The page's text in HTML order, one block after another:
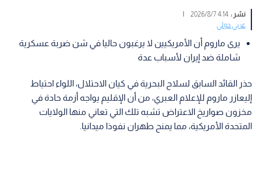
نشر :4:14 2026/8/7
|
عربي دولي
يرى ماروم أن الأمريكيين لا يرغبون حاليا في شن ضربة عسكرية
شاملة ضد إيران لأسباب عدة
حذر القائد السابق لسلاح البحرية في كيان الاحتلال، اللواء احتياط
إليعازر ماروم للإعلام العبري، من أن الإقليم يواجه أزمة حادة في
مخزون صواريخ الاعتراض تشبه تلك التي تعاني منها الولايات
المتحدة الأمريكية، مما يمنح طهران نفوذا ميدانيا.